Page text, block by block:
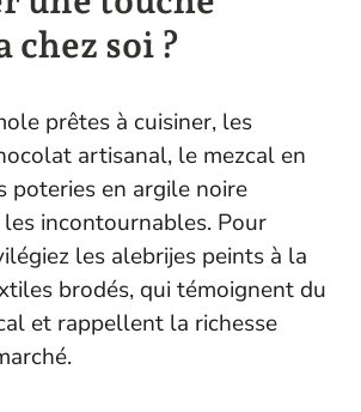
chez soi ?
prêtes à cuisiner, les
artisanal, le mezcal en
poteries en argile noire
incontournables. Pour
les alebrijes peints à la
brodés, qui témoignent du
et rappellent la richesse